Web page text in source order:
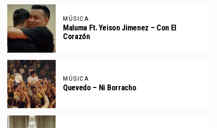
MÚSICA
Maluma Ft. Yeison Jimenez – Con El
Corazón
MÚSICA
Quevedo – Ni Borracho